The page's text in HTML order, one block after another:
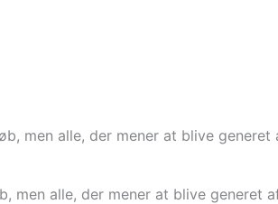
men alle, der mener at blive